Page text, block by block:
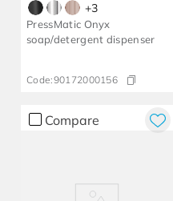
+3
PressMatic Onyx
soap/detergent dispenser
Code:90172000156
Compare